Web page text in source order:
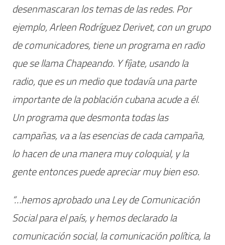
desenmascaran los temas de las redes. Por
ejemplo, Arleen Rodríguez Derivet, con un grupo
de comunicadores, tiene un programa en radio
que se llama Chapeando. Y fíjate, usando la
radio, que es un medio que todavía una parte
importante de la población cubana acude a él.
Un programa que desmonta todas las
campañas, va a las esencias de cada campaña,
lo hacen de una manera muy coloquial, y la
gente entonces puede apreciar muy bien eso.
“…hemos aprobado una Ley de Comunicación
Social para el país, y hemos declarado la
comunicación social, la comunicación política, la